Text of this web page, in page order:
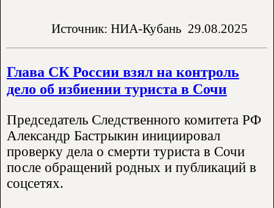
Источник: НИА-Кубань 29.08.2025
Глава СК России взял на контроль
дело об избиении туриста в Сочи
Председатель Следственного комитета РФ
Александр Бастрыкин инициировал
проверку дела о смерти туриста в Сочи
после обращений родных и публикаций в
соцсетях.